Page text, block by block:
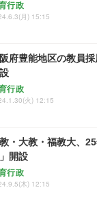
行政
月) 15:15
府豊能地区の教員
行政
火) 12:15
・大教・福教大、
開設
行政
木) 12:15